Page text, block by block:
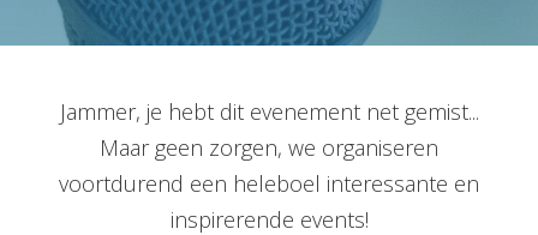
Jammer, je hebt dit evenement net gemist...
Maar geen zorgen, we organiseren
voortdurend een heleboel interessante en
inspirerende events!